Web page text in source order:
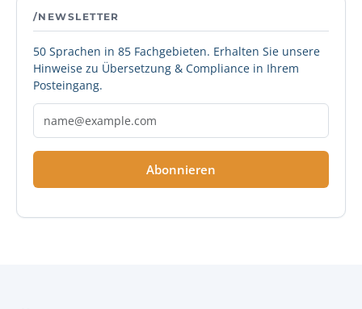
/NEWSLETTER
50 Sprachen in 85 Fachgebieten. Erhalten Sie unsere
Hinweise zu Übersetzung & Compliance in Ihrem
Posteingang.
Abonnieren